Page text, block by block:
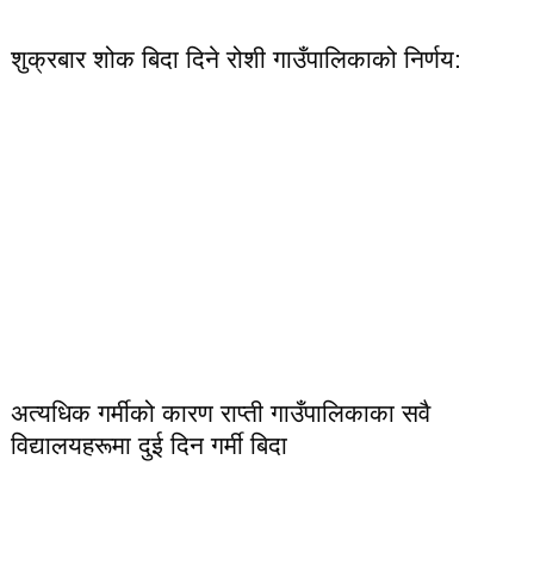
शुक्रबार शोक बिदा दिने रोशी गाउँपालिकाको निर्णय:
अत्यधिक गर्मीको कारण राप्ती गाउँपालिकाका सवै
विद्यालयहरूमा दुई दिन गर्मी बिदा